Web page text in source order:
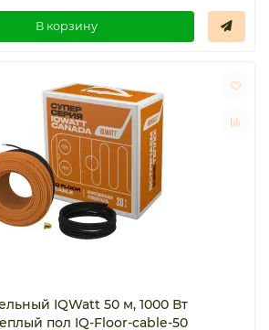
В корзину
IQWatt 50 м, 1000 Вт
пол IQ-Floor-cable-50